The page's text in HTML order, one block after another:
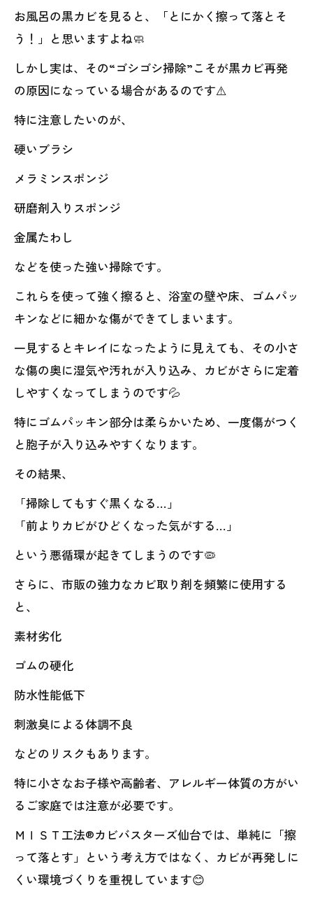
お風呂の黒カビを見ると、「とにかく擦って落とそ
う！」と思いますよね🧼
しかし実は、その“ゴシゴシ掃除”こそが黒カビ再発
の原因になっている場合があるのです⚠️
特に注意したいのが、
硬いブラシ
メラミンスポンジ
研磨剤入りスポンジ
金属たわし
などを使った強い掃除です。
これらを使って強く擦ると、浴室の壁や床、ゴムパッ
キンなどに細かな傷ができてしまいます。
一見するとキレイになったように見えても、その小さ
な傷の奥に湿気や汚れが入り込み、カビがさらに定着
しやすくなってしまうのです💦
特にゴムパッキン部分は柔らかいため、一度傷がつく
と胞子が入り込みやすくなります。
その結果、
「掃除してもすぐ黒くなる…」
「前よりカビがひどくなった気がする…」
という悪循環が起きてしまうのです🦠
さらに、市販の強力なカビ取り剤を頻繁に使用する
と、
素材劣化
ゴムの硬化
防水性能低下
刺激臭による体調不良
などのリスクもあります。
特に小さなお子様や高齢者、アレルギー体質の方がい
るご家庭では注意が必要です。
ＭＩＳＴ工法®カビバスターズ仙台では、単純に「擦
って落とす」という考え方ではなく、カビが再発しに
くい環境づくりを重視しています😊